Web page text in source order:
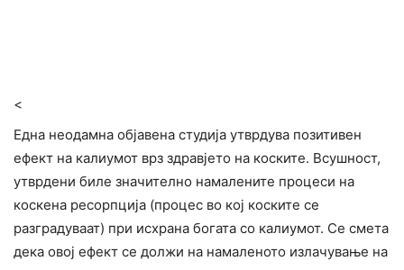
<
Една неодамна објавена студија утврдува позитивен
ефект на калиумот врз здравјето на коските. Всушност,
утврдени биле значително намалените процеси на
коскена ресорпција (процес во кој коските се
разградуваат) при исхрана богата со калиумот. Се смета
дека овој ефект се должи на намаленото излачување на